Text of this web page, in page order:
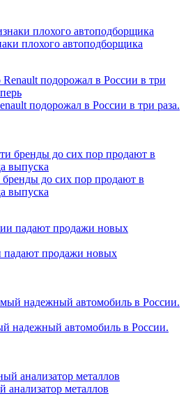
плохого автоподборщика
подорожал в России в три раза.
до сих пор продают в
выпуска
падают продажи новых
надежный автомобиль в России.
анализатор металлов